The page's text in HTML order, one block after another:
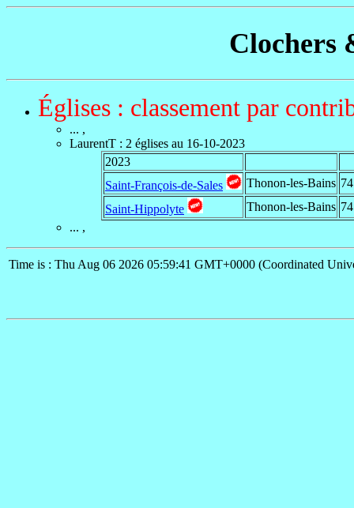
Clochers
Églises : classement par
... ,
LaurentT : 2 églises au 16-10-2023
2023
Saint-François-de-Sales
Thonon-les-Bains 74
Saint-Hippolyte
Thonon-les-Bains 74
... ,
Time is : Thu Aug 06 2026 05:59:41 GMT+0000 (Coordinated